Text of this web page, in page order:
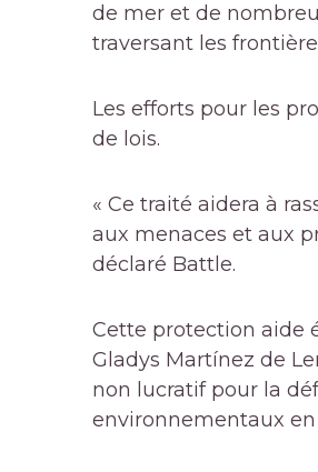
de mer et de
traversant les
Les efforts pour les
de lois.
« Ce traité aidera à
aux menaces et aux
déclaré Battle.
Cette protection aide
Gladys Martínez de
non lucratif pour la
environnementaux